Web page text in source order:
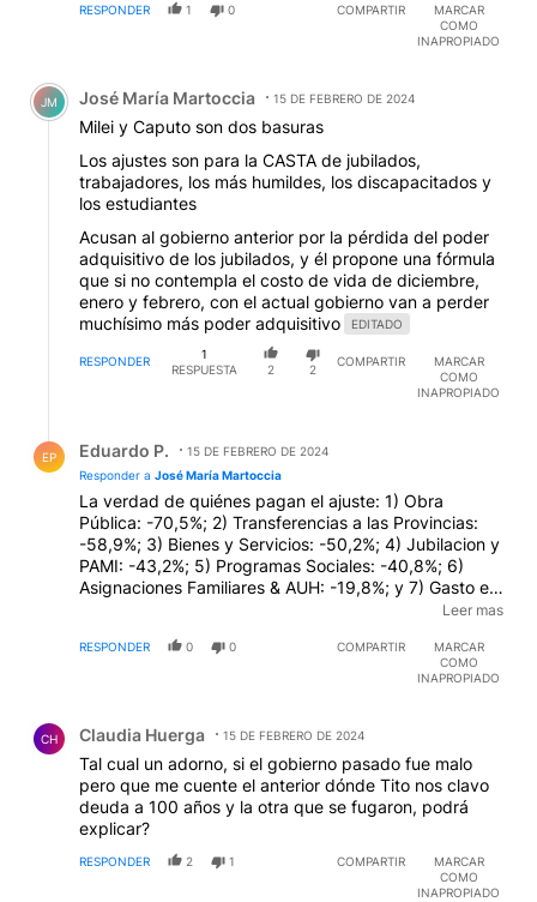
RESPONDER 1 0 COMPARTIR
MARCAR
COMO
INAPROPIADO
Comentario de José María Martoccia.
JM José María Martoccia 15 DE FEBRERO DE 2024
Milei y Caputo son dos basuras
Los ajustes son para la CASTA de jubilados,
trabajadores, los más humildes, los discapacitados y
los estudiantes
Acusan al gobierno anterior por la pérdida del poder
adquisitivo de los jubilados, y él propone una fórmula
que si no contempla el costo de vida de diciembre,
enero y febrero, con el actual gobierno van a perder
muchísimo más poder adquisitivo
EDITADO
RESPONDER
1
RESPUESTA
2 2
COMPARTIR
MARCAR
COMO
INAPROPIADO
EP Eduardo P.
15 DE FEBRERO DE 2024
Responder a José María Martoccia
La verdad de quiénes pagan el ajuste: 1) Obra
Pública: -70,5%; 2) Transferencias a las Provincias:
-58,9%; 3) Bienes y Servicios: -50,2%; 4) Jubilacion y
PAMI: -43,2%; 5) Programas Sociales: -40,8%; 6)
Asignaciones Familiares & AUH: -19,8%; y 7) Gasto en
Personal: -18,2%. Caída General del Gasto Público
de Milei: 36,9%
Leer mas
RESPONDER 0 0 COMPARTIR
MARCAR
COMO
INAPROPIADO
CH Claudia Huerga 15 DE FEBRERO DE 2024
Tal cual un adorno, si el gobierno pasado fue malo
pero que me cuente el anterior dónde Tito nos clavo
deuda a 100 años y la otra que se fugaron, podrá
explicar?
RESPONDER 2 1 COMPARTIR
MARCAR
COMO
INAPROPIADO